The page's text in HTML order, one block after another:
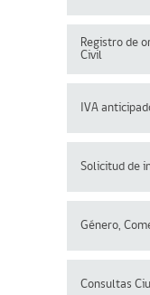
Registro de
Civil
IVA
Solicitud de
Género,
Consultas